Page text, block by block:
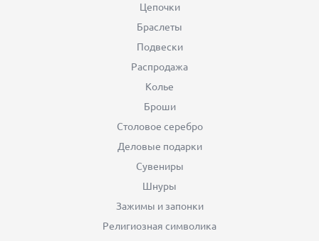
Цепочки
Браслеты
Подвески
Распродажа
Колье
Броши
Столовое серебро
Деловые подарки
Сувениры
Шнуры
Зажимы и запонки
Религиозная символика